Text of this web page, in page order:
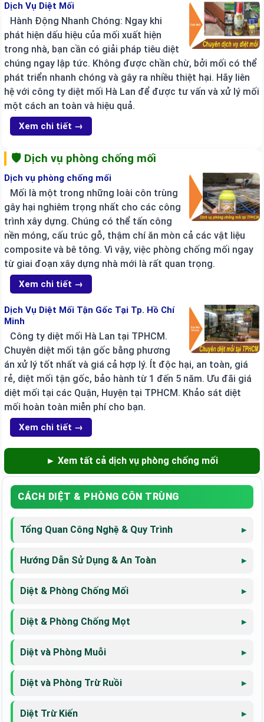
Dịch Vụ Diệt Mối
Hành Động Nhanh Chóng: Ngay khi
phát hiện dấu hiệu của mối xuất hiện
trong nhà, bạn cần có giải pháp tiêu diệt
chúng ngay lập tức. Không được chần chừ, bởi mối có thể
phát triển nhanh chóng và gây ra nhiều thiệt hại. Hãy liên
hệ với công ty diệt mối Hà Lan để được tư vấn và xử lý mối
một cách an toàn và hiệu quả.
Xem chi tiết →
🛡️ Dịch vụ phòng chống mối
Dịch vụ phòng chống mối
Mối là một trong những loài côn trùng
gây hại nghiêm trọng nhất cho các công
trình xây dựng. Chúng có thể tấn công
nền móng, cấu trúc gỗ, thậm chí ăn mòn cả các vật liệu
composite và bê tông. Vì vậy, việc phòng chống mối ngay
từ giai đoạn xây dựng nhà mới là rất quan trọng.
Xem chi tiết →
Dịch Vụ Diệt Mối Tận Gốc Tại Tp. Hồ Chí
Minh
Công ty diệt mối Hà Lan tại TPHCM.
Chuyên diệt mối tận gốc bằng phương
án xử lý tốt nhất và giá cả hợp lý. Ít độc hại, an toàn, giá
rẻ, diệt mối tận gốc, bảo hành từ 1 đến 5 năm. Ưu đãi giá
diệt mối tại các Quận, Huyện tại TPHCM. Khảo sát diệt
mối hoàn toàn miễn phí cho bạn.
Xem chi tiết →
► Xem tất cả dịch vụ phòng chống mối
CÁCH DIỆT & PHÒNG CÔN TRÙNG
Tổng Quan Công Nghệ & Quy Trình
Hướng Dẫn Sử Dụng & An Toàn
Diệt & Phòng Chống Mối
Diệt & Phòng Chống Mọt
Diệt và Phòng Muỗi
Diệt và Phòng Trừ Ruồi
Diệt Trừ Kiến